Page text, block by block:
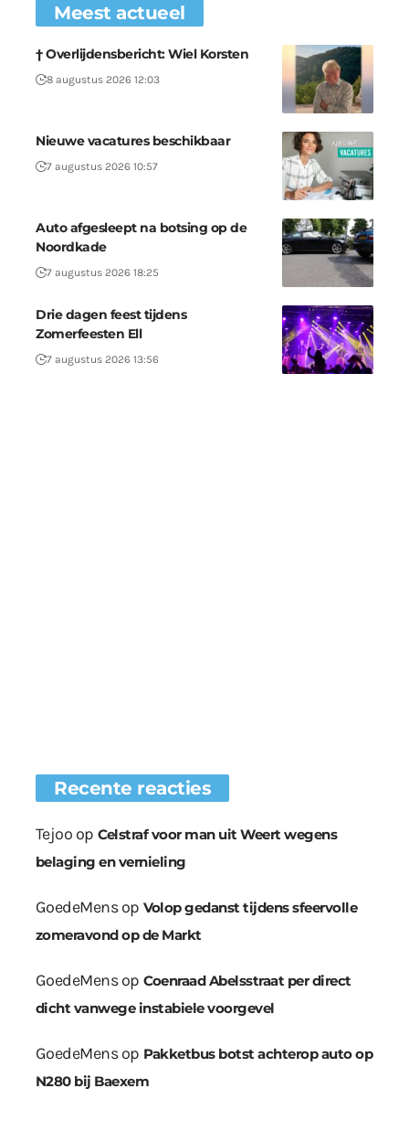
Meest actueel
† Overlijdensbericht: Wiel Korsten
8 augustus 2026 12:03
Nieuwe vacatures beschikbaar
7 augustus 2026 10:57
Auto afgesleept na botsing op de
Noordkade
7 augustus 2026 18:25
Drie dagen feest tijdens
Zomerfeesten Ell
7 augustus 2026 13:56
Recente reacties
Tejoo op Celstraf voor man uit Weert wegens
belaging en vernieling
GoedeMensop Volop gedanst tijdens sfeervolle
zomeravond op de Markt
GoedeMensop Coenraad Abelsstraat per direct
dicht vanwege instabiele voorgevel
GoedeMensop Pakketbus botst achterop auto op
N280 bij Baexem